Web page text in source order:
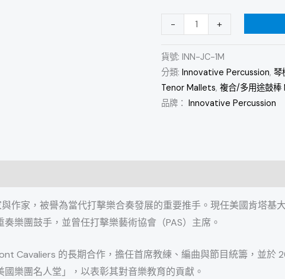
- +
貨號: INN-JC-1M
分類: Innovative Percussion, 琴
Tenor Mallets, 複合/多用途鼓
品牌： Innovative Percussion
作家，被譽為當代打擊樂合奏發展的重要推手。現任美國肯塔基
樂團鼓手，並曾任打擊樂藝術協會（PAS）主席。
Cavaliers 的長期合作，擔任首席教練、編曲與節目統籌，並
樂團名人堂」，以表彰其對音樂教育的貢獻。